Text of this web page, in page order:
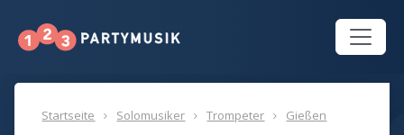
Startseite Solomusiker Trompeter Gießen